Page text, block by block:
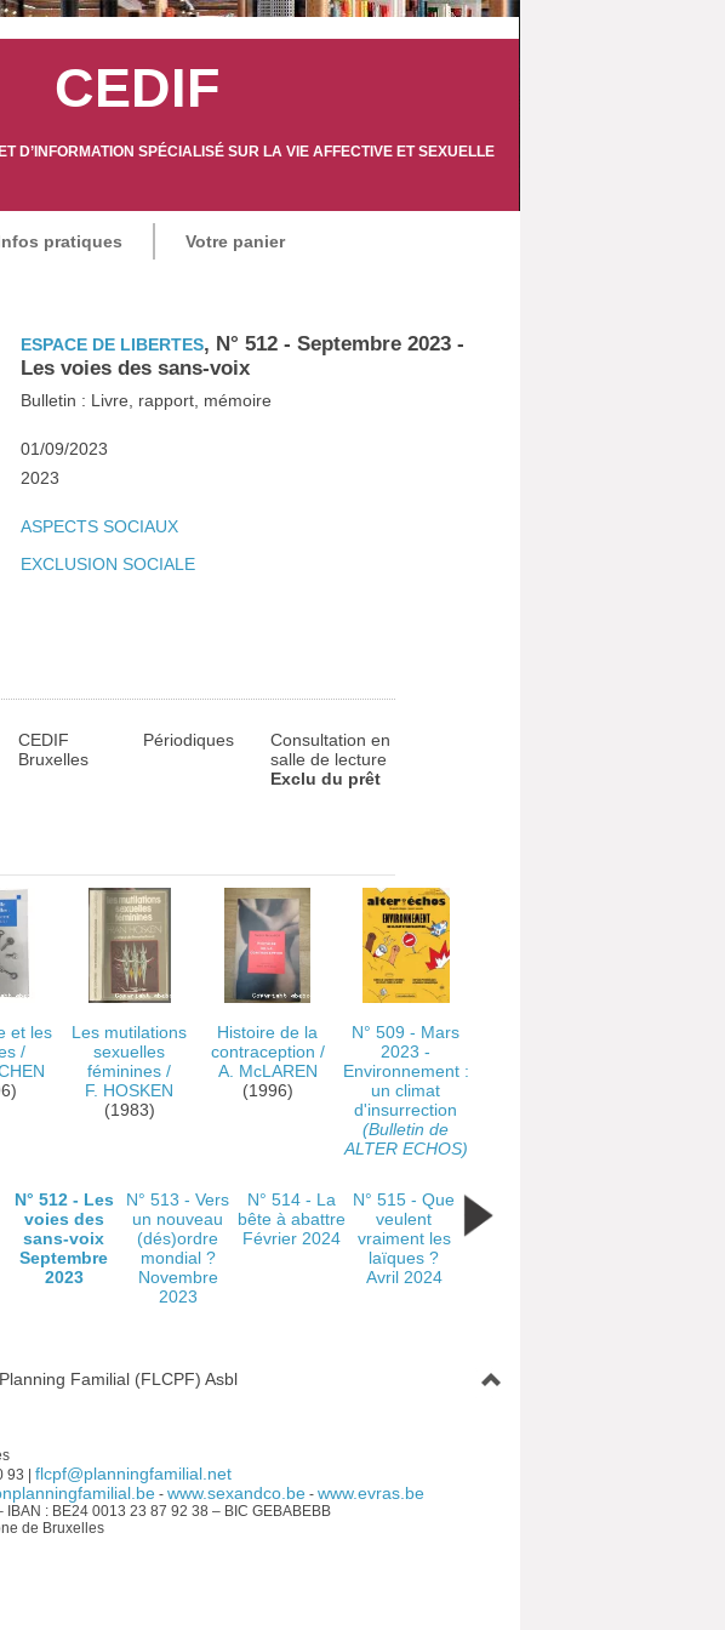
CEDIF
D’INFORMATION SPÉCIALISÉ SUR LA VIE AFFECTIVE ET SEXUELLE
pratiques Votre panier
ESPACE DE LIBERTES, N° 512 - Septembre 2023 -
Les voies des sans-voix
Bulletin : Livre, rapport, mémoire
01/09/2023
2023
ASPECTS SOCIAUX
EXCLUSION SOCIALE
CEDIF
Bruxelles
Périodiques
Consultation en
salle de lecture
Exclu du prêt
et les
/
Les mutilations
sexuelles
féminines /
F. HOSKEN
(1983)
Histoire de la
contraception /
A. McLAREN
(1996)
N° 509 - Mars
2023 -
Environnement :
un climat
d'insurrection
(Bulletin de
ALTER ECHOS)
N° 512 - Les
voies des
sans-voix
Septembre
2023
N° 513 - Vers
un nouveau
(dés)ordre
mondial ?
Novembre
2023
N° 514 - La
bête à abattre
Février 2024
N° 515 - Que
veulent
vraiment les
laïques ?
Avril 2024
Familial (FLCPF) Asbl
| flcpf@planningfamilial.net
- www.sexandco.be- www.evras.be
IBAN : BE24 0013 23 87 92 38 – BIC GEBABEBB
de Bruxelles